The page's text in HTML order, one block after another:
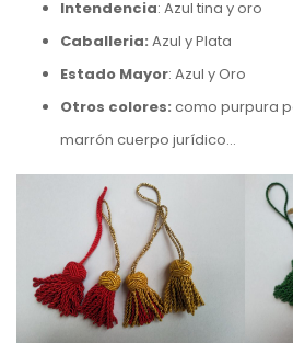
Intendencia: Azul tina y oro
Caballeria: Azul y Plata
Estado Mayor: Azul y Oro
Otros colores: como purpura
marrón cuerpo jurídico…